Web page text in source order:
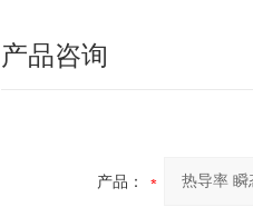
产品咨询
产品：